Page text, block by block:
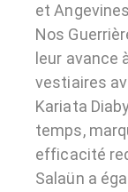
et
Nos
leur avance
vestiaires
Kariata
temps,
efficacité
Salaün a